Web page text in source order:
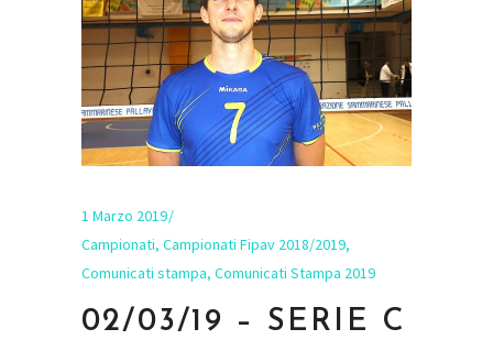
1 Marzo 2019
Campionati, Campionati Fipav 2018/2019,
Comunicati stampa, Comunicati Stampa 2019
02/03/19 – SERIE C